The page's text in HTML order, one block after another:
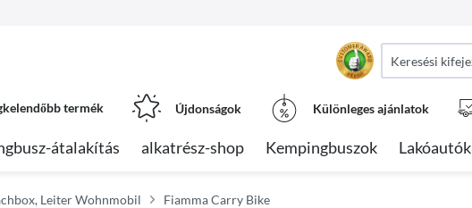
termék Újdonságok Különleges ajánlatok
átalakítás alkatrész-shop Kempingbuszok Lakóautók
Leiter Wohnmobil Fiamma Carry Bike